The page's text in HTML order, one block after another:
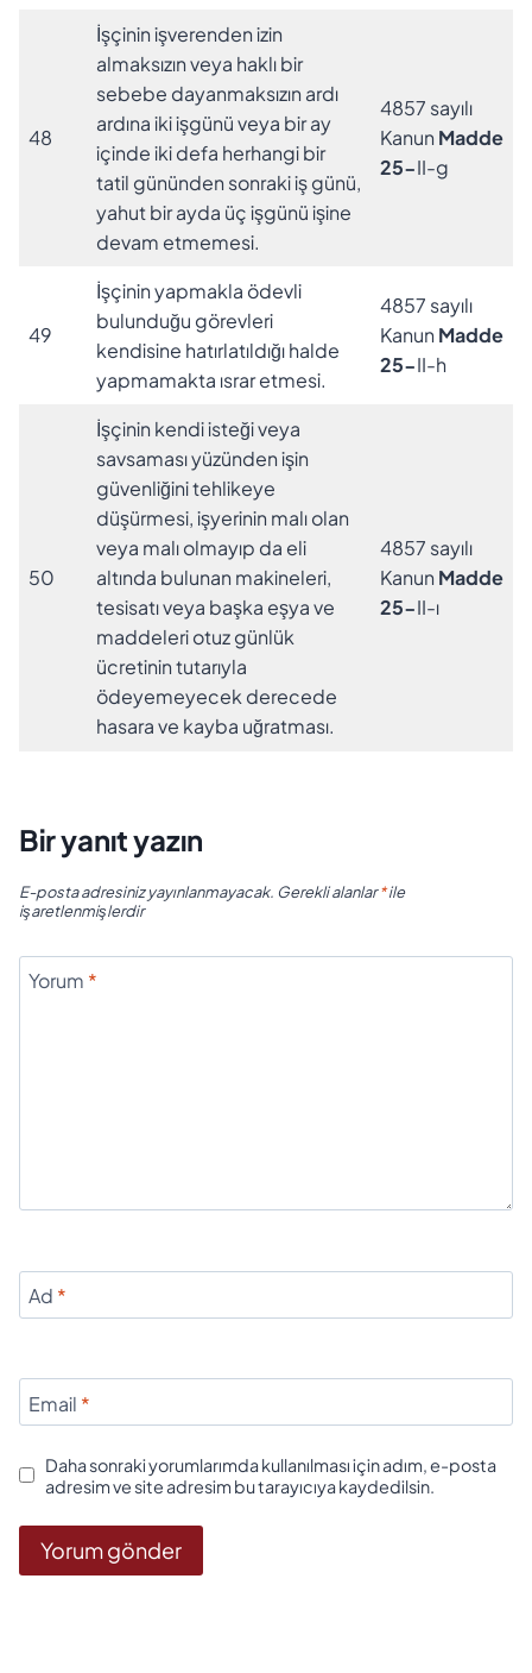
48
İşçinin işverenden izin
almaksızın veya haklı bir
sebebe dayanmaksızın ardı
ardına iki işgünü veya bir ay
içinde iki defa herhangi bir
tatil gününden sonraki iş günü,
yahut bir ayda üç işgünü işine
devam etmemesi.
4857 sayılı
Kanun Madde
25-II-g
49
İşçinin yapmakla ödevli
bulunduğu görevleri
kendisine hatırlatıldığı halde
yapmamakta ısrar etmesi.
4857 sayılı
Kanun Madde
25-II-h
50
İşçinin kendi isteği veya
savsaması yüzünden işin
güvenliğini tehlikeye
düşürmesi, işyerinin malı olan
veya malı olmayıp da eli
altında bulunan makineleri,
tesisatı veya başka eşya ve
maddeleri otuz günlük
ücretinin tutarıyla
ödeyemeyecek derecede
hasara ve kayba uğratması.
4857 sayılı
Kanun Madde
25-II-ı
Bir yanıt yazın
E-posta adresiniz yayınlanmayacak. Gerekli alanlar*ile
işaretlenmişlerdir
Yorum *
Ad *
Email *
Daha sonraki yorumlarımda kullanılması için adım, e-posta
adresim ve site adresim bu tarayıcıya kaydedilsin.